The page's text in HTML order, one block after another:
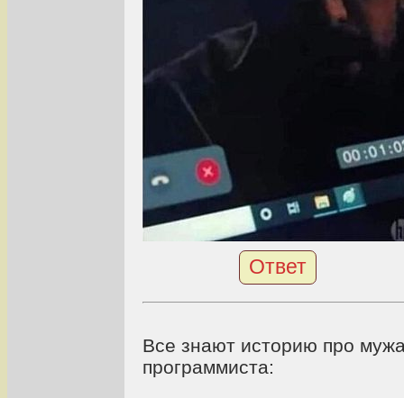
Ответ
Все знают историю про
программиста: